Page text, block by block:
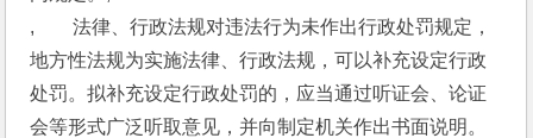
,　　法律、行政法规对违法行为未作出行政处罚规定，
地方性法规为实施法律、行政法规，可以补充设定行政
处罚。拟补充设定行政处罚的，应当通过听证会、论证
会等形式广泛听取意见，并向制定机关作出书面说明。